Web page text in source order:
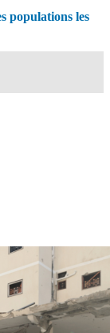
populations les